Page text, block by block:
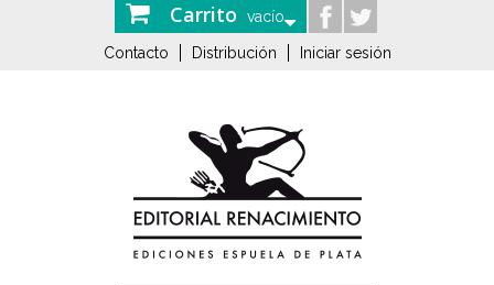
Carrito vacío
Contacto Distribución Iniciar sesión